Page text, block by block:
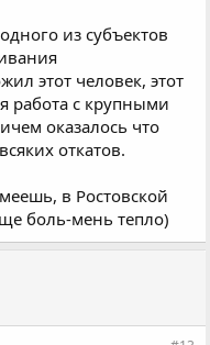
из субъектов
этот человек, этот
работа с крупными
оказалось что
откатов.
в Ростовской
боль-мень тепло)